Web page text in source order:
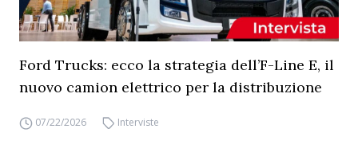
Ford Trucks: ecco la strategia dell’F-Line E, il
nuovo camion elettrico per la distribuzione
07/22/2026 Interviste